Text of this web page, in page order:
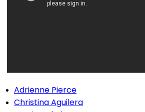
Adrienne Pierce
Christina Aguilera